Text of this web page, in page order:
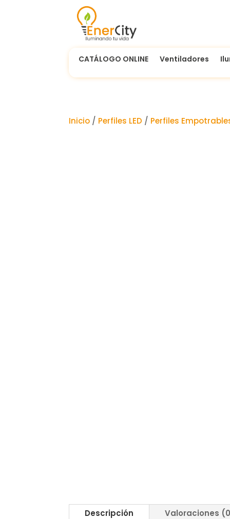
CATÁLOGO ONLINE Ventiladores
Inicio / Perfiles LED / Perfiles
Descripción Valoraciones